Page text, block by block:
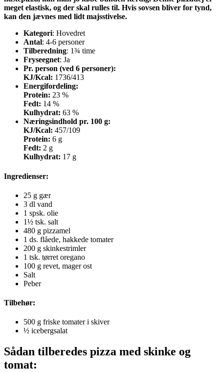
meget elastisk, og der skal rulles til. Hvis sovsen bliver for tynd,
kan den jævnes med lidt majsstivelse.
Kategori: Hovedret
Antal: 4-6 personer
Tilberedning: 1¾ time
Fryseegnet: Ja
Pr. person (ved 6 personer):
KJ/Kcal: 1736/413
Energifordeling:
Protein: 23 %
Fedt: 14 %
Kulhydrat: 63 %
Næringsindhold pr. 100 g:
KJ/Kcal: 457/109
Protein: 6 g
Fedt: 2 g
Kulhydrat: 17 g
Ingredienser:
25 g gær
3 dl vand
1 spsk. olie
1½ tsk. salt
480 g pizzamel
1 ds. flåede, hakkede tomater
200 g skinkestrimler
1 tsk. tørret oregano
100 g revet, mager ost
Salt
Peber
Tilbehør:
500 g friske tomater i skiver
½ icebergsalat
Sådan tilberedes pizza med skinke og
tomat: